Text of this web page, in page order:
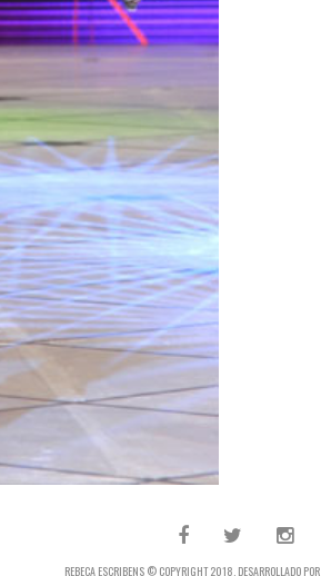
REBECA ESCRIBENS © COPYRIGHT 2018. DESARROLLADO POR